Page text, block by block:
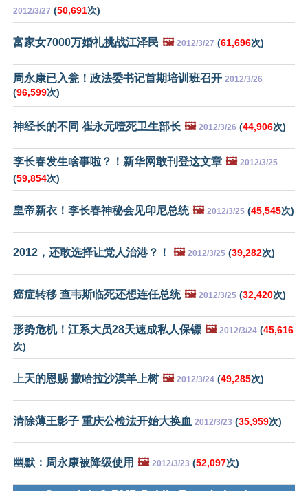
2012/3/27 (50,691次)
富家女7000万婚礼挑战江泽民 🖼️ 2012/3/27 (61,696次)
周永康已入瓮！政法委书记首期培训班召开 2012/3/26
(96,599次)
神经长的不同 崔永元噎死卫生部长 🖼️ 2012/3/26 (44,906次)
李长春发生啥事啦？！新华网敢刊登这文章 🖼️ 2012/3/25
(59,854次)
皇帝新衣！李长春神秘会见印尼总统 🖼️ 2012/3/25 (45,545次)
2012，还敢选择让党人治港？！ 🖼️ 2012/3/25 (39,282次)
癌症转移 查韦斯临死还想连任总统 🖼️ 2012/3/25 (32,420次)
形势危机！江系大员28天速成私人保镖 🖼️ 2012/3/24 (45,616
次)
上天的恩赐 撒哈拉沙漠羊上树 🖼️ 2012/3/24 (49,285次)
清除薄王影子 重庆公检法开始大换血 2012/3/23 (35,959次)
幽默：周永康被降级使用 🖼️ 2012/3/23 (52,097次)